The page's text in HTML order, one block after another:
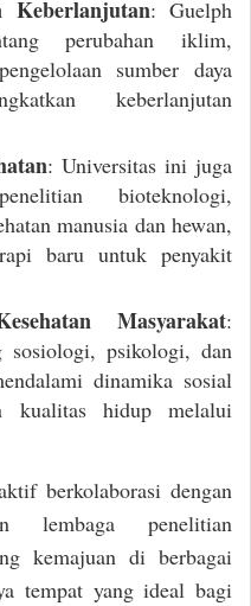
: Guelph
perubahan iklim,
sumber daya
keberlanjutan
: Universitas ini juga
bioteknologi,
manusia dan hewan,
baru untuk penyakit
Masyarakat:
sosiologi, psikologi, dan
dinamika sosial
kualitas hidup melalui
berkolaborasi dengan
lembaga penelitian
kemajuan di berbagai
tempat yang ideal bagi